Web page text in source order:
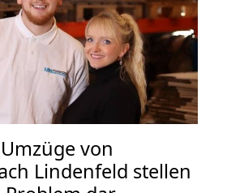
von
Lindenfeld stellen